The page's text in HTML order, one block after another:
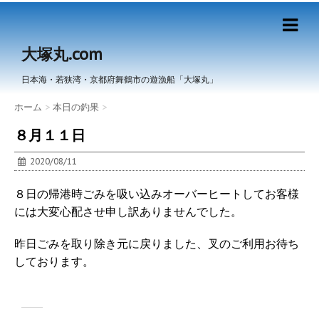
大塚丸.com
日本海・若狭湾・京都府舞鶴市の遊漁船「大塚丸」
ホーム > 本日の釣果 >
８月１１日
2020/08/11
８日の帰港時ごみを吸い込みオーバーヒートしてお客様
には大変心配させ申し訳ありませんでした。
昨日ごみを取り除き元に戻りました、叉のご利用お待ち
しております。